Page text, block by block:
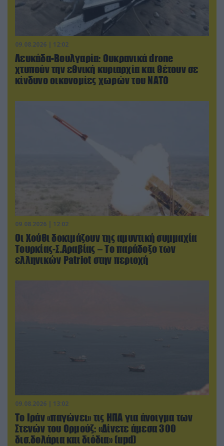
09.08.2026 | 12:02
Λευκάδα-Βουλγαρία: Ουκρανικά drone
χτυπούν την εθνική κυριαρχία και θέτουν σε
κίνδυνο οικονομίες χωρών του ΝΑΤΟ
09.08.2026 | 12:02
Οι Χούθι δοκιμάζουν της αμυντική συμμαχία
Τουρκίας-Σ.Αραβίας – Το παράδοξο των
ελληνικών Patriot στην περιοχή
09.08.2026 | 13:02
Το Ιράν «παγώνει» τις ΗΠΑ για άνοιγμα των
Στενών του Ορμούζ: «Δίνετε άμεσα 300
δισ.δολάρια και διόδια» (upd)